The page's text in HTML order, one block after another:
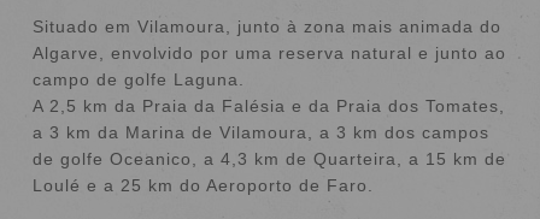
Situado em Vilamoura, junto à zona mais animada do
Algarve, envolvido por uma reserva natural e junto ao
campo de golfe Laguna.
A 2,5 km da Praia da Falésia e da Praia dos Tomates,
a 3 km da Marina de Vilamoura, a 3 km dos campos
de golfe Oceanico, a 4,3 km de Quarteira, a 15 km de
Loulé e a 25 km do Aeroporto de Faro.